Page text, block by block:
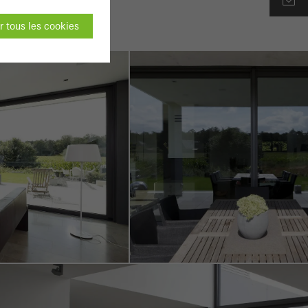
tous les cookies
être
sites web Schüco
pages web ou
du site web et
menées. Ces
l´expérience de l
nombre de